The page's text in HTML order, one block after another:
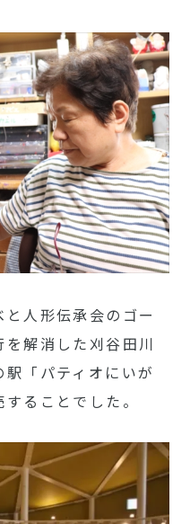
人形伝承会のゴー
解消した刈谷田川
「パティオにいが
ることでした。